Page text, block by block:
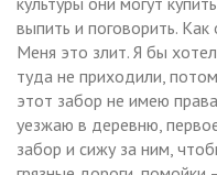
выпить и поговорить.
Меня это злит. Я бы
туда не приходили,
этот забор не имею
уезжаю в деревню,
забор и сижу за ним,